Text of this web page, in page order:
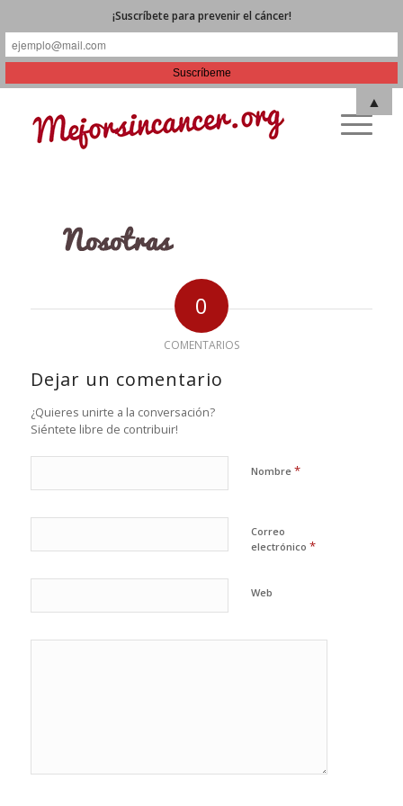
0
COMENTARIOS
Dejar un comentario
¿Quieres unirte a la conversación?
Siéntete libre de contribuir!
Nombre *
Correo
electrónico *
Web
¡Suscríbete para prevenir el cáncer!
▲